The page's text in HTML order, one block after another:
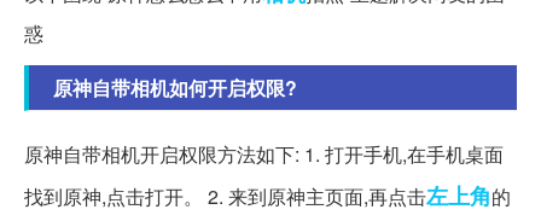
惑
原神自带相机如何开启权限?
原神自带相机开启权限方法如下: 1. 打开手机,在手机桌面
找到原神,点击打开。 2. 来到原神主页面,再点击左上角的